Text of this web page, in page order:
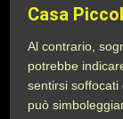
Casa
Al contrario,
potrebbe
sentirsi
può